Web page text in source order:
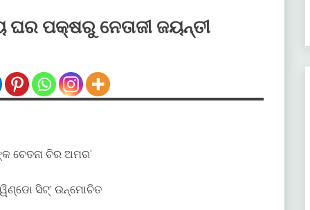
ପକ୍ଷରୁ ନେତାଜୀ ଜୟନ୍ତୀ
ଚେତନା ଚିର ଅମର’
ସିଟ୍‍’ ଉନ୍ମୋଚିତ